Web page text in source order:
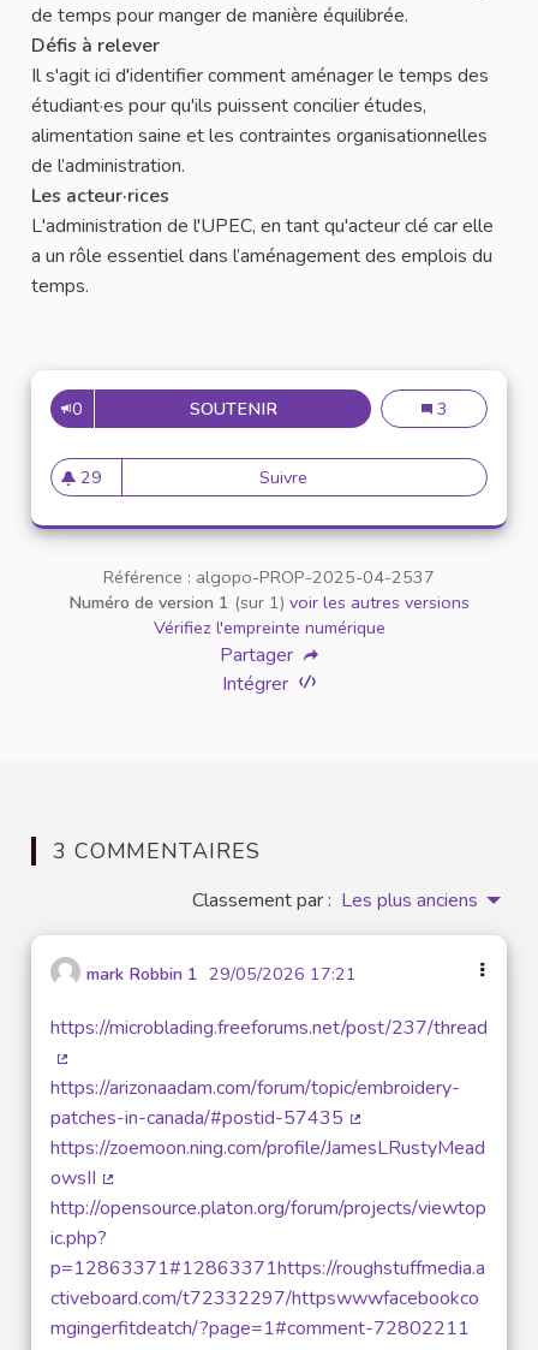
de temps pour manger de manière équilibrée.
Défis à relever
Il s'agit ici d'identifier comment aménager le temps des
étudiant·es pour qu'ils puissent concilier études,
alimentation saine et les contraintes organisationnelles
de l’administration.
Les acteur·rices
L'administration de l'UPEC, en tant qu'acteur clé car elle
a un rôle essentiel dans l’aménagement des emplois du
temps.
0 SOUTENIRN°47 : ADAPTER LES
N°47 :
3
29
29 abonnés
Suivre N°47 : Adapter les emplois
Référence : algopo-PROP-2025-04-2537
Numéro de version 1 (sur 1) voir les autres versions
Vérifiez l'empreinte numérique
Partager
Intégrer
3 COMMENTAIRES
Classement par : Les plus anciens
mark Robbin 1 29/05/2026 17:21
https://microblading.freeforums.net/post/237/thread
(Lien externe)
https://arizonaadam.com/forum/topic/embroidery-
patches-in-canada/#postid-57435
(Lien externe)
https://zoemoon.ning.com/profile/JamesLRustyMead
owsII
(Lien externe)
http://opensource.platon.org/forum/projects/viewtop
ic.php?
p=12863371#12863371https://roughstuffmedia.a
ctiveboard.com/t72332297/httpswwwfacebookco
mgingerfitdeatch/?page=1#comment-72802211